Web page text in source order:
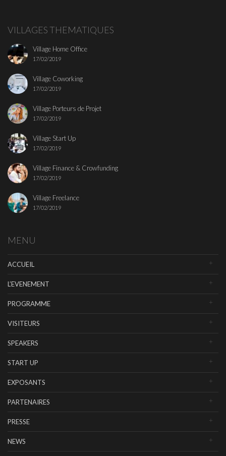
VILLAGES THEMATIQUES
Village Home Office
17/02/2019
Village Coworking
17/02/2019
Village Porteurs de Projet
17/02/2019
Village Start Up
17/02/2019
Village Finance & Crowfunding
17/02/2019
Village Freelance
17/02/2019
MENU
ACCUEIL
L’EVENEMENT
PROGRAMME
VISITEURS
SPEAKERS
START UP
EXPOSANTS
PARTENAIRES
PRESSE
NEWS